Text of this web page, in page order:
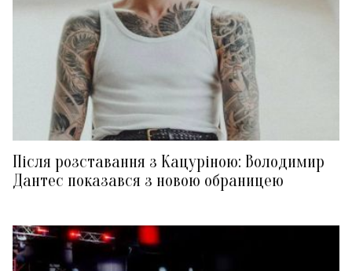
Після розставання з Кацуріною: Володимир
Дантес показався з новою обраницею